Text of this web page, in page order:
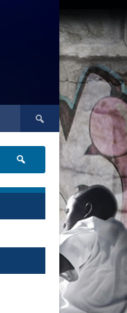
Найти:
Найти: